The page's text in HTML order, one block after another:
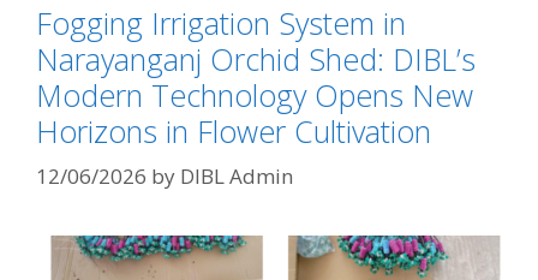
Fogging Irrigation System in
Narayanganj Orchid Shed: DIBL’s
Modern Technology Opens New
Horizons in Flower Cultivation
12/06/2026 by DIBL Admin